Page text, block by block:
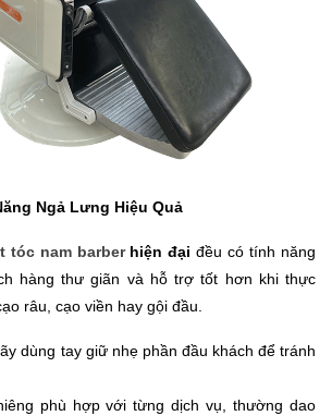
Ngả Lưng Hiệu Quả
tóc nam barberhiện đại đều có tính năng
hàng thư giãn và hỗ trợ tốt hơn khi thực
râu, cạo viền hay gội đầu.
dùng tay giữ nhẹ phần đầu khách để tránh
phù hợp với từng dịch vụ, thường dao